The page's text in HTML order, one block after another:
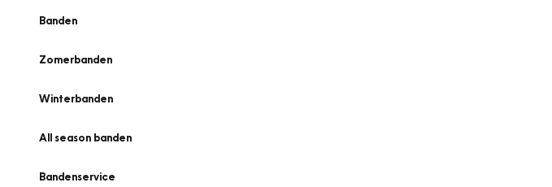
Banden
Zomerbanden
Winterbanden
All season banden
Bandenservice